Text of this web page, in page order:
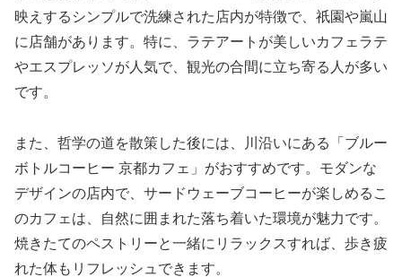
映えするシンプルで洗練された店内が特徴で、祇園や嵐山
に店舗があります。特に、ラテアートが美しいカフェラテ
やエスプレッソが人気で、観光の合間に立ち寄る人が多い
です。
また、哲学の道を散策した後には、川沿いにある「ブルー
ボトルコーヒー 京都カフェ」がおすすめです。モダンな
デザインの店内で、サードウェーブコーヒーが楽しめるこ
のカフェは、自然に囲まれた落ち着いた環境が魅力です。
焼きたてのペストリーと一緒にリラックスすれば、歩き疲
れた体もリフレッシュできます。